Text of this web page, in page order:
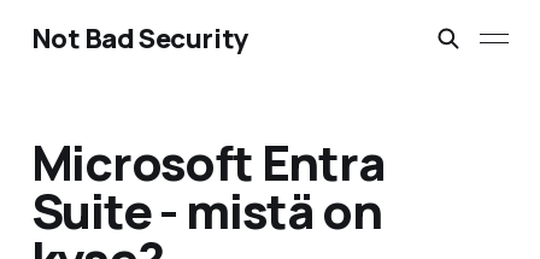
Not Bad Security
Microsoft Entra
Suite - mistä on